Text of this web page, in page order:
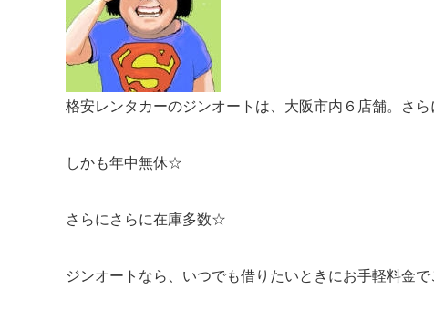
格安レンタカーのジンオートは、大阪市内６店舗。さ
しかも年中無休☆
さらにさらに在庫多数☆
ジンオートなら、いつでも借りたいときにお手軽料金